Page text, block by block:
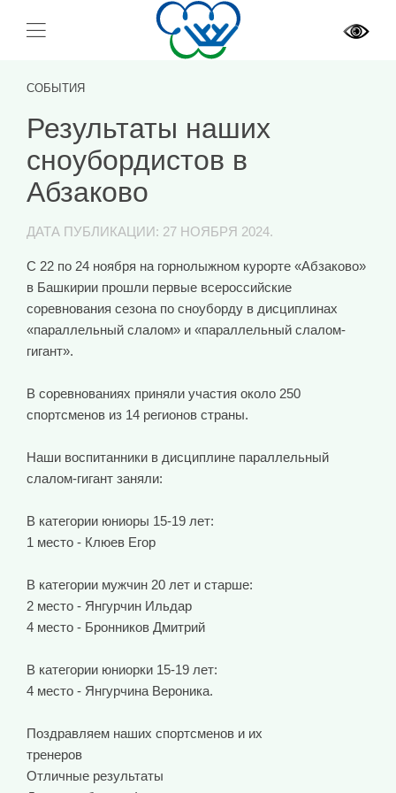
СОБЫТИЯ
Результаты наших
сноубордистов в
Абзаково
ДАТА ПУБЛИКАЦИИ: 27 НОЯБРЯ 2024.
С 22 по 24 ноября на горнолыжном курорте «Абзаково»
в Башкирии прошли первые всероссийские
соревнования сезона по сноуборду в дисциплинах
«параллельный слалом» и «параллельный слалом-
гигант».
В соревнованиях приняли участия около 250
спортсменов из 14 регионов страны.
Наши воспитанники в дисциплине параллельный
слалом-гигант заняли:
В категории юниоры 15-19 лет:
1 место - Клюев Егор
В категории мужчин 20 лет и старше:
2 место - Янгурчин Ильдар
4 место - Бронников Дмитрий
В категории юниорки 15-19 лет:
4 место - Янгурчина Вероника.
Поздравляем наших спортсменов и их
тренеров
Отличные результаты